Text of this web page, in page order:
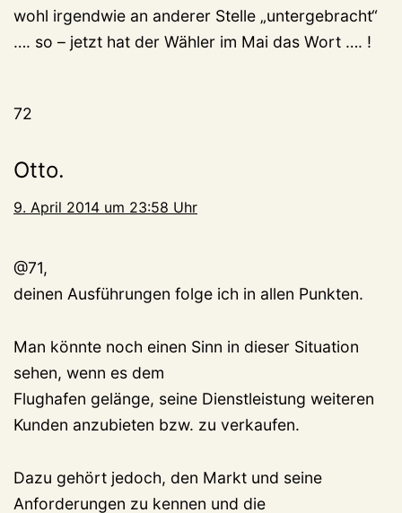
wohl irgendwie an anderer Stelle „untergebracht“
…. so – jetzt hat der Wähler im Mai das Wort …. !
72
Otto.
9. April 2014 um 23:58 Uhr
@71,
deinen Ausführungen folge ich in allen Punkten.
Man könnte noch einen Sinn in dieser Situation
sehen, wenn es dem
Flughafen gelänge, seine Dienstleistung weiteren
Kunden anzubieten bzw. zu verkaufen.
Dazu gehört jedoch, den Markt und seine
Anforderungen zu kennen und die